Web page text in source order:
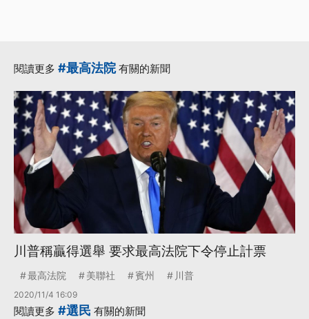
閱讀更多 #最高法院有關的新聞
川普稱贏得選舉 要求最高法院下令停止計票
最高法院 美聯社 賓州 川普
2020/11/4 16:09
閱讀更多 #選民 有關的新聞